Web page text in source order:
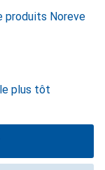
produits Noreve
plus tôt